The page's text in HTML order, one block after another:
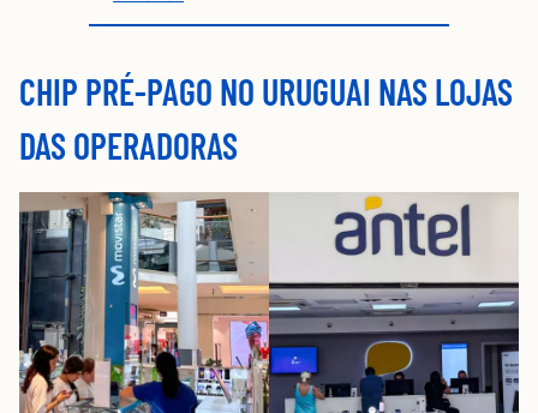
CHIP PRÉ-PAGO NO URUGUAI NAS LOJAS
DAS OPERADORAS